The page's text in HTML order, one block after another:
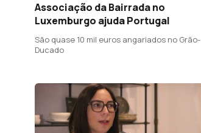
Associação da Bairrada no
Luxemburgo ajuda Portugal
São quase 10 mil euros angariados no Grão-
Ducado